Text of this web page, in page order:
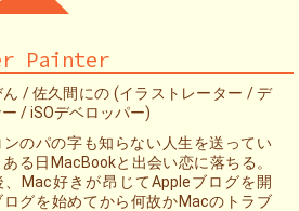
Painter
ん / 佐久間にの (イラストレーター / デ
/ iSOデベロッパー)
ンのパの字も知らない人生を送ってい
る日MacBookと出会い恋に落ちる。
、Mac好きが昂じてAppleブログを開
ログを始めてから何故かMacのトラブ